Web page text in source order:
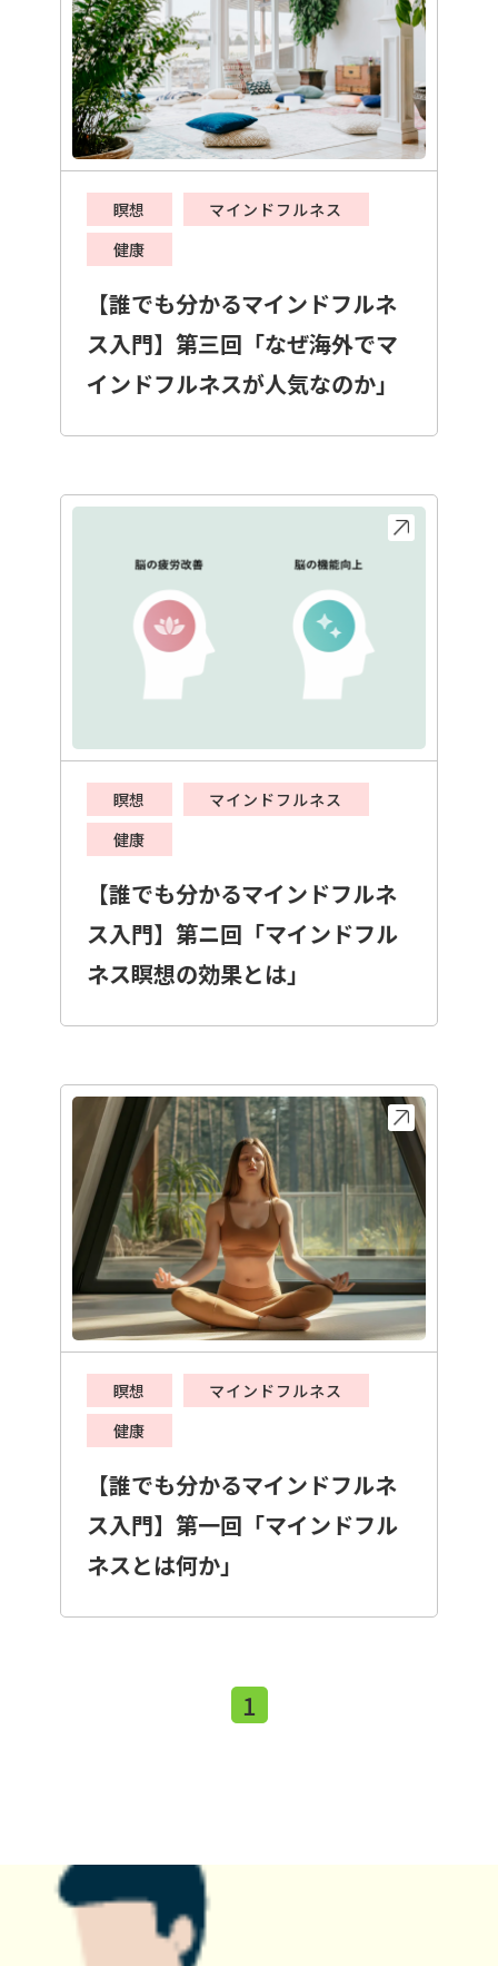
瞑想
マインドフルネス
健康
【誰でも分かるマインドフルネ
ス入門】第三回「なぜ海外でマ
インドフルネスが人気なのか」
瞑想
マインドフルネス
健康
【誰でも分かるマインドフルネ
ス入門】第ニ回「マインドフル
ネス瞑想の効果とは」
瞑想
マインドフルネス
健康
【誰でも分かるマインドフルネ
ス入門】第一回「マインドフル
ネスとは何か」
1